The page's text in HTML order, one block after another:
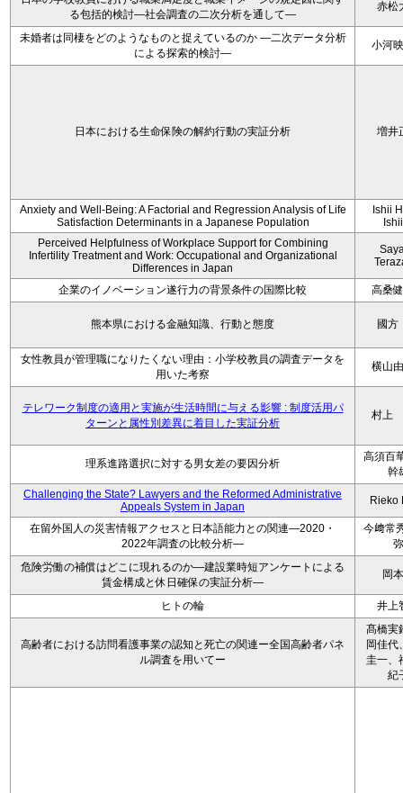
る包括的検討―社会調査の二次分析を通して―
赤松
未婚者は同棲をどのようなものと捉えているのか —二次データ分析
による探索的検討—
小河
日本における生命保険の解約行動の実証分析 増井
Anxiety and Well-Being: A Factorial and Regression Analysis of Life
Satisfaction Determinants in a Japanese Population
Ishii
Perceived Helpfulness of Workplace Support for Combining
Infertility Treatment and Work: Occupational and Organizational
Differences in Japan
企業のイノベーション遂行力の背景条件の国際比較 高桑
熊本県における金融知識、行動と態度 國
女性教員が管理職になりたくない理由：小学校教員の調査データを
用いた考察
横山
テレワーク制度の適用と実施が生活時間に与える影響 : 制度活用パ
ターンと属性別差異に着目した実証分析
村上
理系進路選択に対する男女差の要因分析
高須百
幹
Challenging the State? Lawyers and the Reformed Administrative
Appeals System in Japan
Rieko
在留外国人の災害情報アクセスと日本語能力との関連―2020・
2022年調査の比較分析―
今﨑常
弥
危険労働の補償はどこに現れるのか―建設業時短アンケートによる
賃金構成と休日確保の実証分析―
岡
ヒトの輪 井上
高齢者における訪問看護事業の認知と死亡の関連ー全国高齢者パネ
ル調査を用いてー
髙橋実
岡佳代
圭一、
紀